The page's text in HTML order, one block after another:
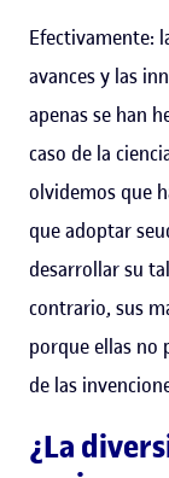
Efectivamente:
avances y las
apenas se han
caso de la
olvidemos que
que adoptar
desarrollar su
contrario, sus
porque ellas no
de las
¿La